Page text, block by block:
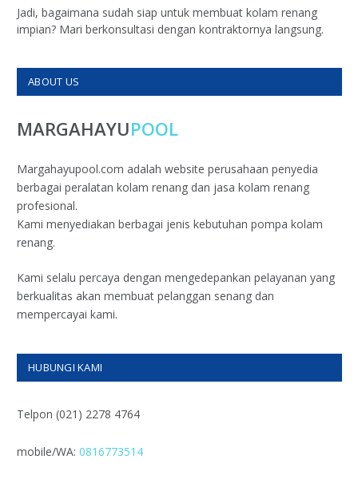
Jadi, bagaimana sudah siap untuk membuat kolam renang
impian? Mari berkonsultasi dengan kontraktornya langsung.
ABOUT US
MARGAHAYUPOOL
Margahayupool.com adalah website perusahaan penyedia
berbagai peralatan kolam renang dan jasa kolam renang
profesional.
Kami menyediakan berbagai jenis kebutuhan pompa kolam
renang.
Kami selalu percaya dengan mengedepankan pelayanan yang
berkualitas akan membuat pelanggan senang dan
mempercayai kami.
HUBUNGI KAMI
Telpon (021) 2278 4764
mobile/WA: 0816773514